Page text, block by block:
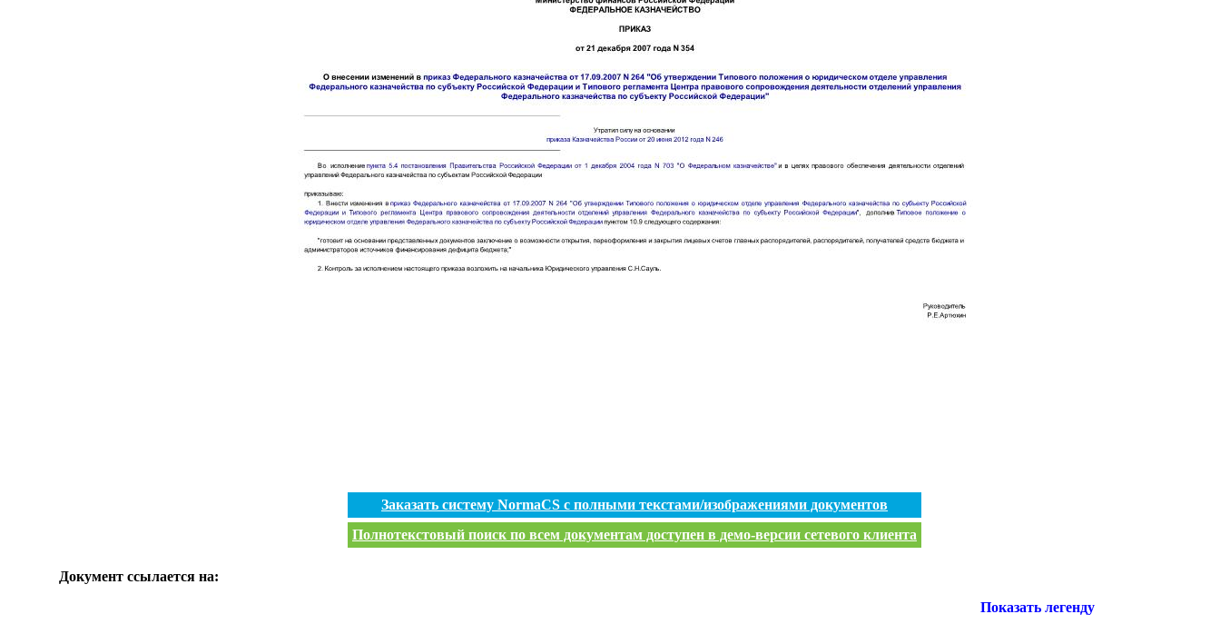
Заказать систему NormaCS с полными текстами/изображениями документов
Полнотекстовый поиск по всем документам доступен в демо-версии сетевого клиента
Документ ссылается на:
Показать легенду